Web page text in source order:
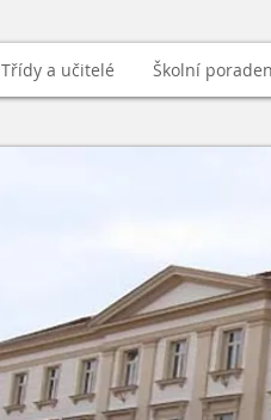
Třídy a učitelé Školní